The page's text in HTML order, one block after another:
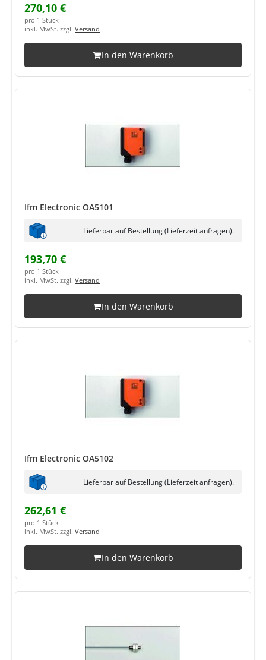
270,10 €
pro 1 Stück
inkl. MwSt. zzgl. Versand
In den Warenkorb
Ifm Electronic OA5101
Lieferbar auf Bestellung (Lieferzeit anfragen).
193,70 €
pro 1 Stück
inkl. MwSt. zzgl. Versand
In den Warenkorb
Ifm Electronic OA5102
Lieferbar auf Bestellung (Lieferzeit anfragen).
262,61 €
pro 1 Stück
inkl. MwSt. zzgl. Versand
In den Warenkorb